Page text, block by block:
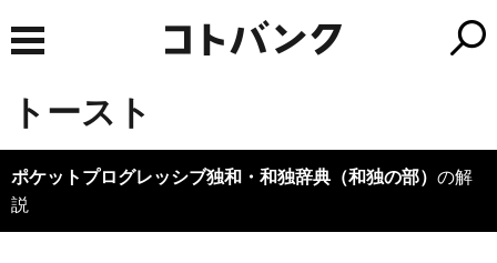
トースト
ポケットプログレッシブ独和・和独辞典（和独の部） の解
説